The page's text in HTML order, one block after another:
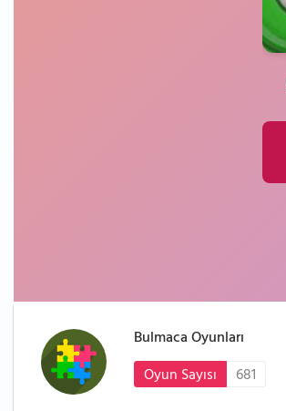
Bulmaca Oyunları
Oyun Sayısı
681